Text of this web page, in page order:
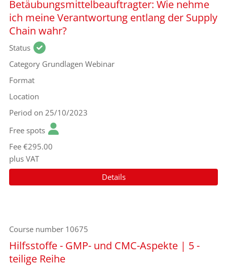
Betäubungsmittelbeauftragter: Wie nehme
ich meine Verantwortung entlang der Supply
Chain wahr?
Status
Category Grundlagen Webinar
Format
Location
Period on 25/10/2023
Free spots
Fee €295.00
plus VAT
Details
Course number 10675
Hilfsstoffe - GMP- und CMC-Aspekte | 5 -
teilige Reihe